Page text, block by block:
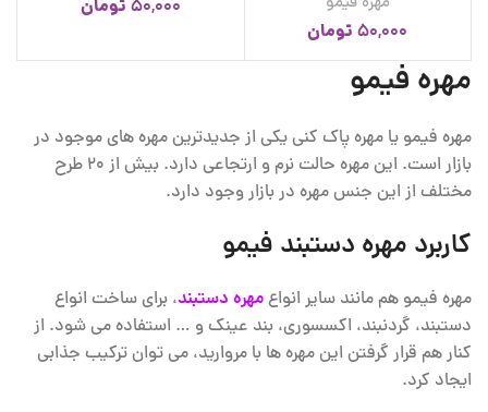
50,000 تومان
50,000 تومان
مهره فیمو
مهره فیمو یا مهره پاک کنی یکی از جدیدترین مهره های موجود در
بازار است. این مهره حالت نرم و ارتجاعی دارد. بیش از 20 طرح
مختلف از این جنس مهره در بازار وجود دارد.
کاربرد مهره دستبند فیمو
مهره فیمو هم مانند سایر انواع مهره دستبند، برای ساخت انواع
دستبند، گردنبند، اکسسوری، بند عینک و … استفاده می شود. از
کنار هم قرار گرفتن این مهره ها با مروارید، می توان ترکیب جذابی
ایجاد کرد.